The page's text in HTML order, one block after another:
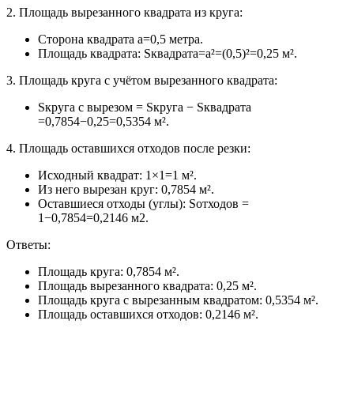
2. Площадь вырезанного квадрата из круга:
Сторона квадрата a=0,5 метра.
Площадь квадрата: Sквадрата=a²=(0,5)²=0,25 м².
3. Площадь круга с учётом вырезанного квадрата:
Sкруга с вырезом = Sкруга − Sквадрата
=0,7854−0,25=0,5354 м².
4. Площадь оставшихся отходов после резки:
Исходный квадрат: 1×1=1 м².
Из него вырезан круг: 0,7854 м².
Оставшиеся отходы (углы): Sотходов =
1−0,7854=0,2146 м2.
Ответы:
Площадь круга: 0,7854 м².
Площадь вырезанного квадрата: 0,25 м².
Площадь круга с вырезанным квадратом: 0,5354 м².
Площадь оставшихся отходов: 0,2146 м².